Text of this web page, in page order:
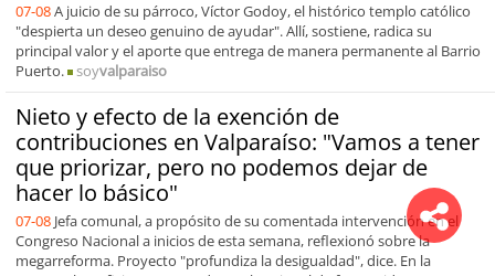
07-08A juicio de su párroco, Víctor Godoy, el histórico templo católico
"despierta un deseo genuino de ayudar". Allí, sostiene, radica su
principal valor y el aporte que entrega de manera permanente al Barrio
Puerto.
soyvalparaiso
Nieto y efecto de la exención de
contribuciones en Valparaíso: "Vamos a tener
que priorizar, pero no podemos dejar de
hacer lo básico"
07-08 Jefa comunal, a propósito de su comentada intervención en el
Congreso Nacional a inicios de esta semana, reflexionó sobre la
megarreforma. Proyecto "profundiza la desigualdad", dice. En la